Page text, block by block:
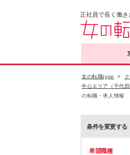
正社員で長く働
女の転職type
中心エリア（千代
の転職・求人情報
条件を変更する
希望職種